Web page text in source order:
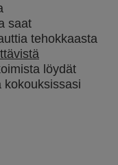
saat
tehokkaasta
löydät
kokouksissasi